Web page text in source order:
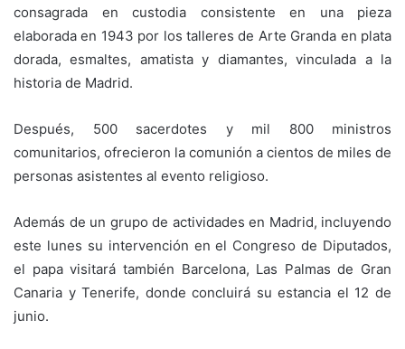
consagrada en custodia consistente en una pieza
elaborada en 1943 por los talleres de Arte Granda en plata
dorada, esmaltes, amatista y diamantes, vinculada a la
historia de Madrid.
Después, 500 sacerdotes y mil 800 ministros
comunitarios, ofrecieron la comunión a cientos de miles de
personas asistentes al evento religioso.
Además de un grupo de actividades en Madrid, incluyendo
este lunes su intervención en el Congreso de Diputados,
el papa visitará también Barcelona, Las Palmas de Gran
Canaria y Tenerife, donde concluirá su estancia el 12 de
junio.